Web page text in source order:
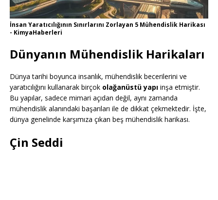
İnsan Yaratıcılığının Sınırlarını Zorlayan 5 Mühendislik Harikası
- KimyaHaberleri
Dünyanın Mühendislik Harikaları
Dünya tarihi boyunca insanlık, mühendislik becerilerini ve
yaratıcılığını kullanarak birçok olağanüstü yapı inşa etmiştir.
Bu yapılar, sadece mimari açıdan değil, aynı zamanda
mühendislik alanındaki başarıları ile de dikkat çekmektedir. İşte,
dünya genelinde karşımıza çıkan beş mühendislik harikası.
Çin Seddi